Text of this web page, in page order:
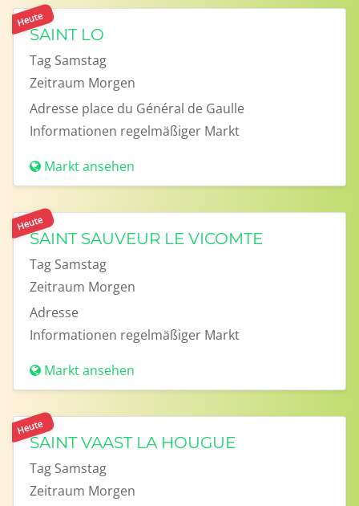
Heute
SAINT LO
Tag Samstag
Zeitraum Morgen
Adresse place du Général de Gaulle
Informationen regelmäßiger Markt
Markt ansehen
Heute
SAINT SAUVEUR LE VICOMTE
Tag Samstag
Zeitraum Morgen
Adresse
Informationen regelmäßiger Markt
Markt ansehen
Heute
SAINT VAAST LA HOUGUE
Tag Samstag
Zeitraum Morgen